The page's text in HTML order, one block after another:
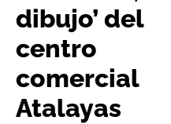
dibujo’ del
centro
comercial
Atalayas